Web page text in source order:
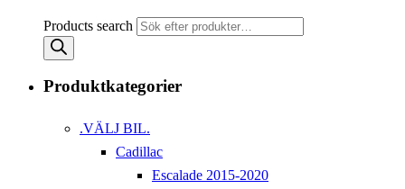
Products search
Produktkategorier
.VÄLJ BIL.
Cadillac
Escalade 2015-2020